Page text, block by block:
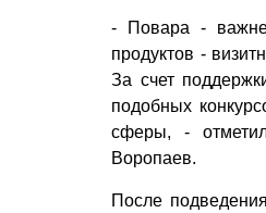
- Повара -
продуктов -
За счет
подобных
сферы, - отметил
Воропаев.
После